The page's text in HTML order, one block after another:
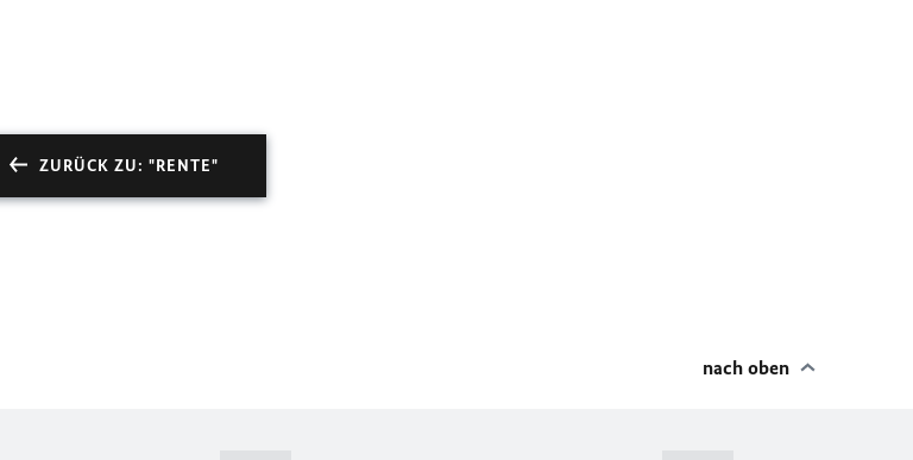
ZURÜCK ZU: "RENTE"
nach oben